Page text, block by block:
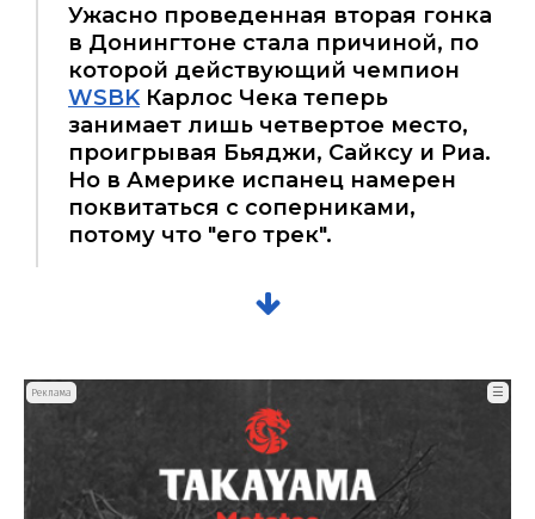
Ужасно проведенная вторая гонка
в Донингтоне стала причиной, по
которой действующий чемпион
WSBKКарлос Чека теперь
занимает лишь четвертое место,
проигрывая Бьяджи, Сайксу и Риа.
Но в Америке испанец намерен
поквитаться с соперниками,
потому что "его трек".
Реклама ☰